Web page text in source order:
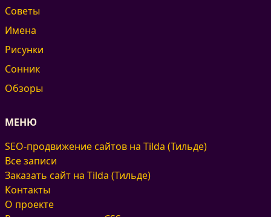
Советы
Имена
Рисунки
Сонник
Обзоры
МЕНЮ
SEO-продвижение сайтов на Tilda (Тильде)
Все записи
Заказать сайт на Tilda (Тильде)
Контакты
О проекте